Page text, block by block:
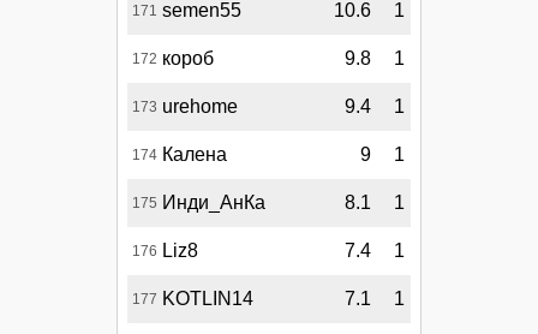
171 semen55 10.6 1
172 короб 9.8 1
173 urehome 9.4 1
174 Калена 9 1
175 Инди_АнКа 8.1 1
176 Liz8 7.4 1
177 KOTLIN14 7.1 1